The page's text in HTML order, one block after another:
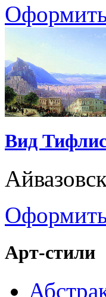
Оформить
Вид
Оформить
Арт-стили